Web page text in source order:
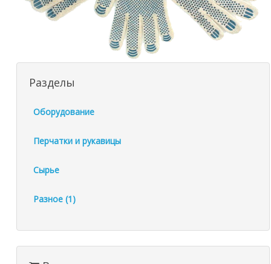
Разделы
Оборудование
Перчатки и рукавицы
Сырье
Разное (1)